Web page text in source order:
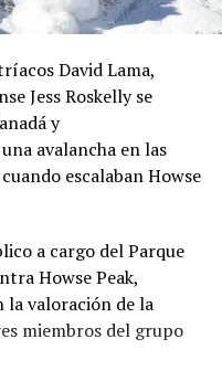
David Lama,
Jess Roskelly se
y
avalancha en las
escalaban Howse
a cargo del Parque
Howse Peak,
la valoración de la
miembros del grupo